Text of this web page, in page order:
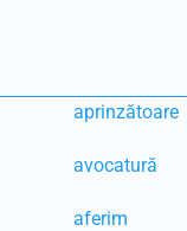
aprinzătoare
avocatură
aferim